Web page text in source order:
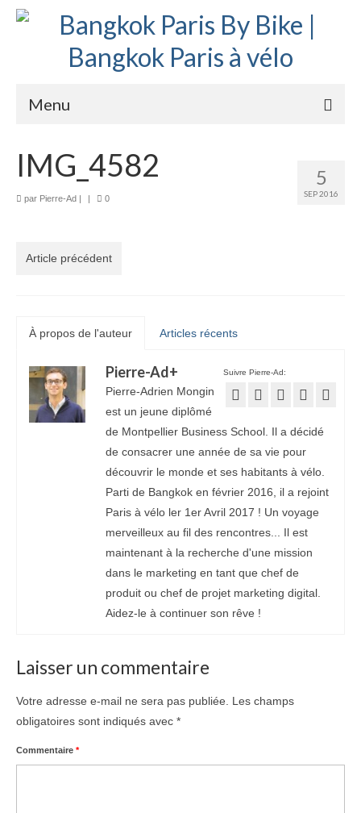
Menu
Préparation bike trip 5
SEP 2016
IMG_4582
par Pierre-Ad | | 0
Article précédent
À propos de l'auteur Articles récents
Suivre Pierre-Ad:
Pierre-Ad+
Pierre-Adrien Mongin
est un jeune diplômé
de Montpellier Business School. Il a décidé
de consacrer une année de sa vie pour
découvrir le monde et ses habitants à vélo.
Parti de Bangkok en février 2016, il a rejoint
Paris à vélo ler 1er Avril 2017 ! Un voyage
merveilleux au fil des rencontres... Il est
maintenant à la recherche d'une mission
dans le marketing en tant que chef de
produit ou chef de projet marketing digital.
Aidez-le à continuer son rêve !
Laisser un commentaire
Votre adresse e-mail ne sera pas publiée.
Les champs
obligatoires sont indiqués avec *
Commentaire *